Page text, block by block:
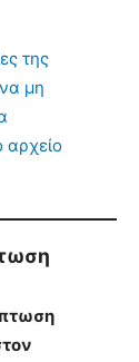
της
μη
αρχείο